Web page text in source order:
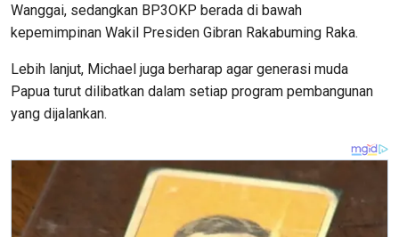
Wanggai, sedangkan BP3OKP berada di bawah
kepemimpinan Wakil Presiden Gibran Rakabuming Raka.
Lebih lanjut, Michael juga berharap agar generasi muda
Papua turut dilibatkan dalam setiap program pembangunan
yang dijalankan.